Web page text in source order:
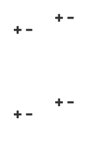
Navigationsmenü
Navigationsmenü